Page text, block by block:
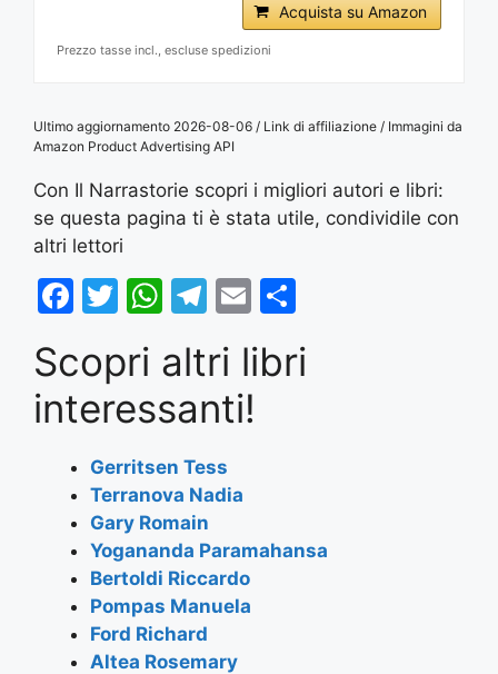
Acquista su Amazon
Prezzo tasse incl., escluse spedizioni
Ultimo aggiornamento 2026-08-06 / Link di affiliazione / Immagini da
Amazon Product Advertising API
Con Il Narrastorie scopri i migliori autori e libri:
se questa pagina ti è stata utile, condividile con
altri lettori
F
c
e
b
o
o
k
T
itt
er
W
at
s
A
p
p
T
e
gr
a
m
E
ai
l
ar
Scopri altri libri
interessanti!
Gerritsen Tess
Terranova Nadia
Gary Romain
Yogananda Paramahansa
Bertoldi Riccardo
Pompas Manuela
Ford Richard
Altea Rosemary